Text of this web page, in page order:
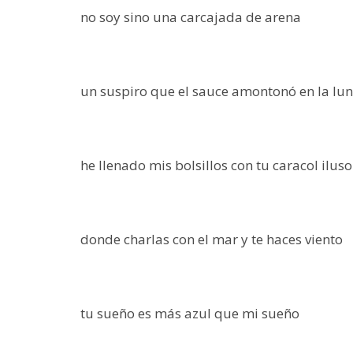
no soy sino una carcajada de arena
un suspiro que el sauce amontonó en la
he llenado mis bolsillos con tu caracol iluso
donde charlas con el mar y te haces viento
tu sueño es más azul que mi sueño